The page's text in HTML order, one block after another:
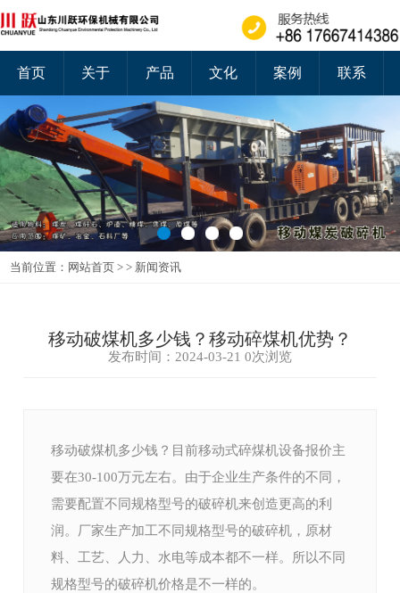
首页 关于 产品 文化 案例 联系
当前位置： 网站首页 >> 新闻资讯
移动破煤机多少钱？移动碎煤机优势？
发布时间：2024-03-21 0次浏览
移动破煤机多少钱？目前移动式碎煤机设备报价主
要在30-100万元左右。由于企业生产条件的不同，
需要配置不同规格型号的破碎机来创造更高的利
润。厂家生产加工不同规格型号的破碎机，原材
料、工艺、人力、水电等成本都不一样。所以不同
规格型号的破碎机价格是不一样的。